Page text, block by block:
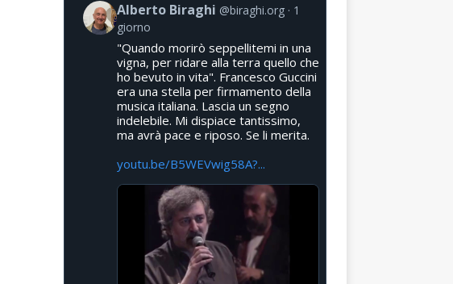
Alberto Biraghi @biraghi.org
1
giorno
"Quando morirò seppellitemi in una
vigna, per ridare alla terra quello che
ho bevuto in vita". Francesco Guccini
era una stella per firmamento della
musica italiana. Lascia un segno
indelebile. Mi dispiace tantissimo,
ma avrà pace e riposo. Se li merita.
youtu.be/B5WEVwig58A?...